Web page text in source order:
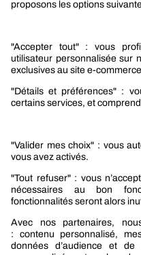
Nos produits
Sélection produits automobile
Sélection produits bâtiment
Promotions
Nouveautés mobilité
Nouveautés construction
CARRIÈRES
NOTRE OFFRE